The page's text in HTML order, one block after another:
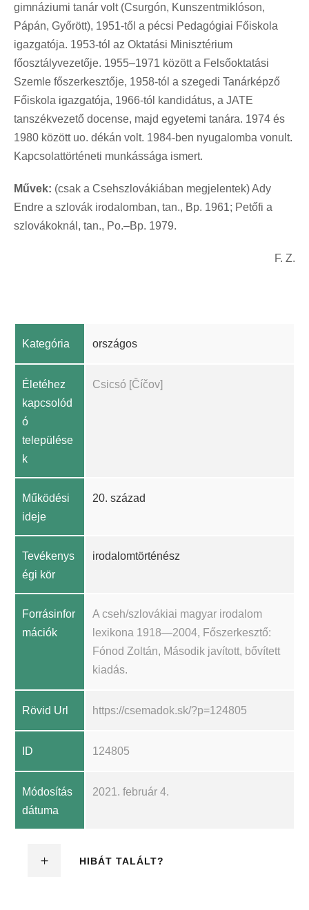
gimnáziumi tanár volt (Csurgón, Kunszentmiklóson,
Pápán, Győrött), 1951-től a pécsi Pedagógiai Főiskola
igazgatója. 1953-tól az Oktatási Minisztérium
főosztályvezetője. 1955–1971 között a Felsőoktatási
Szemle főszerkesztője, 1958-tól a szegedi Tanárképző
Főiskola igazgatója, 1966-tól kandidátus, a JATE
tanszékvezető docense, majd egyetemi tanára. 1974 és
1980 között uo. dékán volt. 1984-ben nyugalomba vonult.
Kapcsolattörténeti munkássága ismert.
Művek: (csak a Csehszlovákiában megjelentek) Ady
Endre a szlovák irodalomban, tan., Bp. 1961; Petőfi a
szlovákoknál, tan., Po.–Bp. 1979.
F. Z.
Kategória országos
Életéhez
kapcsolód
ó
települése
k
Csicsó [Číčov]
Működési
ideje
20. század
Tevékenys
égi kör
irodalomtörténész
Forrásinfor
mációk
A cseh/szlovákiai magyar irodalom
lexikona 1918—2004, Főszerkesztő:
Fónod Zoltán, Második javított, bővített
kiadás.
Rövid Url https://csemadok.sk/?p=124805
ID 124805
Módosítás
dátuma
2021. február 4.
HIBÁT TALÁLT?